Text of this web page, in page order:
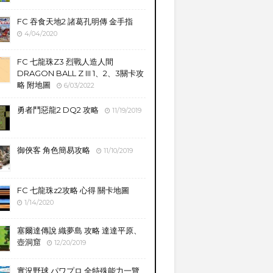
FC 吞食天地2 諸葛孔明傳 金手指
4/04/2020
FC 七龍珠Z3 烈戰人造人間
DRAGON BALL Z III 1、2、3關卡攻
略 附地圖
6/03/2022
勇者鬥惡龍2 DQ2 攻略 11/19/2019
御俠客 角色簡易攻略 11/10/2019
FC 七龍珠z2攻略 心得 關卡地圖
1/14/2020
塞爾達傳說 織夢島 攻略 達達平原、
壺洞窟
12/20/2019
實況野球 パワプロ 全特殊能力一覽